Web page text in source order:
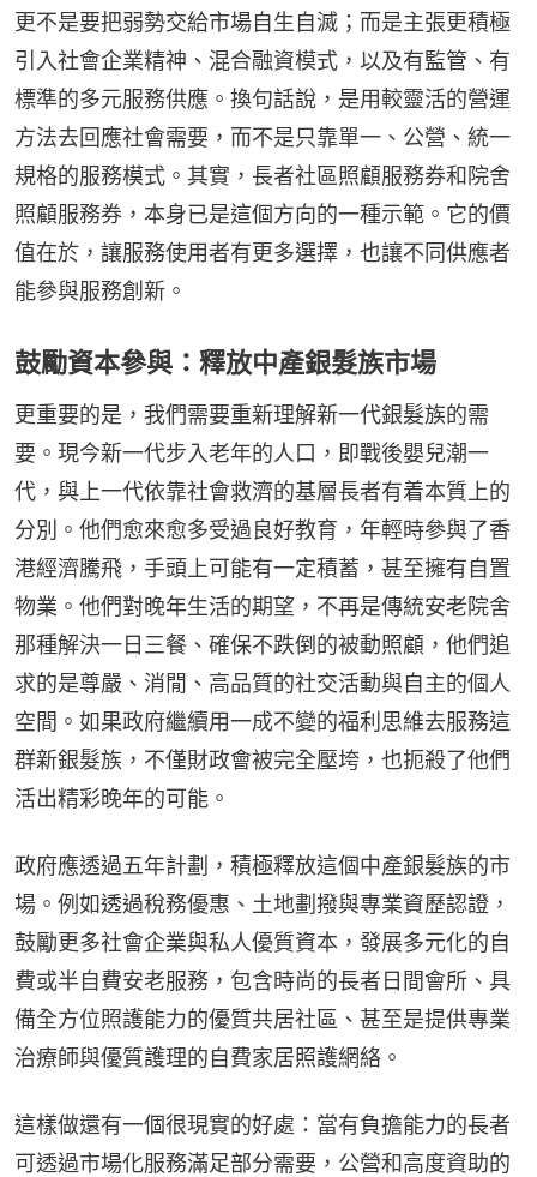
更不是要把弱勢交給市場自生自滅；而是主張更積極
引入社會企業精神、混合融資模式，以及有監管、有
標準的多元服務供應。換句話說，是用較靈活的營運
方法去回應社會需要，而不是只靠單一、公營、統一
規格的服務模式。其實，長者社區照顧服務券和院舍
照顧服務券，本身已是這個方向的一種示範。它的價
值在於，讓服務使用者有更多選擇，也讓不同供應者
能參與服務創新。
鼓勵資本參與：釋放中產銀髮族市場
更重要的是，我們需要重新理解新一代銀髮族的需
要。現今新一代步入老年的人口，即戰後嬰兒潮一
代，與上一代依靠社會救濟的基層長者有着本質上的
分別。他們愈來愈多受過良好教育，年輕時參與了香
港經濟騰飛，手頭上可能有一定積蓄，甚至擁有自置
物業。他們對晚年生活的期望，不再是傳統安老院舍
那種解決一日三餐、確保不跌倒的被動照顧，他們追
求的是尊嚴、消閒、高品質的社交活動與自主的個人
空間。如果政府繼續用一成不變的福利思維去服務這
群新銀髮族，不僅財政會被完全壓垮，也扼殺了他們
活出精彩晚年的可能。
政府應透過五年計劃，積極釋放這個中產銀髮族的市
場。例如透過稅務優惠、土地劃撥與專業資歷認證，
鼓勵更多社會企業與私人優質資本，發展多元化的自
費或半自費安老服務，包含時尚的長者日間會所、具
備全方位照護能力的優質共居社區、甚至是提供專業
治療師與優質護理的自費家居照護網絡。
這樣做還有一個很現實的好處：當有負擔能力的長者
可透過市場化服務滿足部分需要，公營和高度資助的